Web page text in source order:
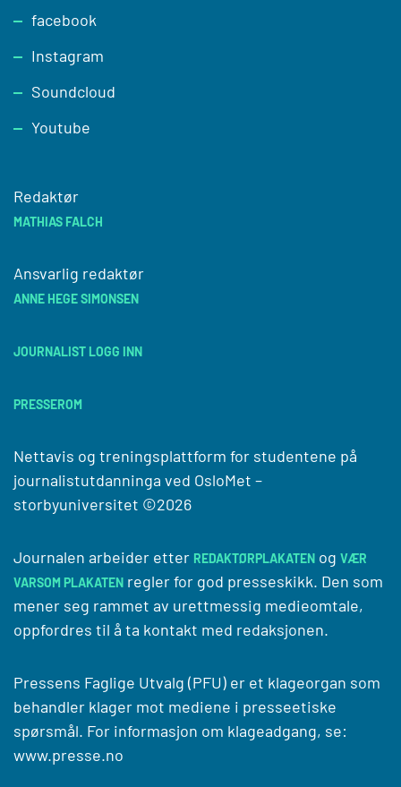
facebook
Instagram
Soundcloud
Youtube
Redaktør
MATHIAS FALCH
Ansvarlig redaktør
ANNE HEGE SIMONSEN
JOURNALIST LOGG INN
PRESSEROM
Nettavis og treningsplattform for studentene på
journalistutdanninga ved OsloMet –
storbyuniversitet ©2026
Journalen arbeider etter REDAKTØRPLAKATEN og VÆR
VARSOM PLAKATEN regler for god presseskikk. Den som
mener seg rammet av urettmessig medieomtale,
oppfordres til å ta kontakt med redaksjonen.
Pressens Faglige Utvalg (PFU) er et klageorgan som
behandler klager mot mediene i presseetiske
spørsmål. For informasjon om klageadgang, se:
www.presse.no